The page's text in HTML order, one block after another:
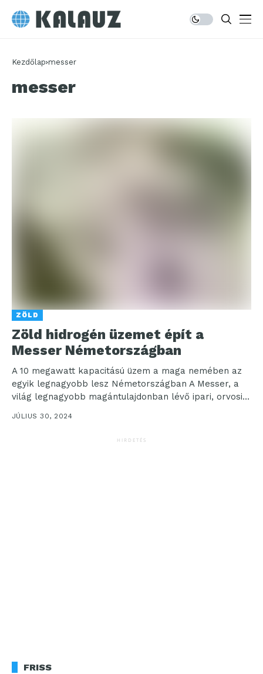
Kezdőlap messer
messer
ZÖLD
Zöld hidrogén üzemet épít a
Messer Németországban
A 10 megawatt kapacitású üzem a maga nemében az
egyik legnagyobb lesz Németországban A Messer, a
világ legnagyobb magántulajdonban lévő ipari, orvosi
és...
JÚLIUS 30, 2024
HIRDETÉS
FRISS